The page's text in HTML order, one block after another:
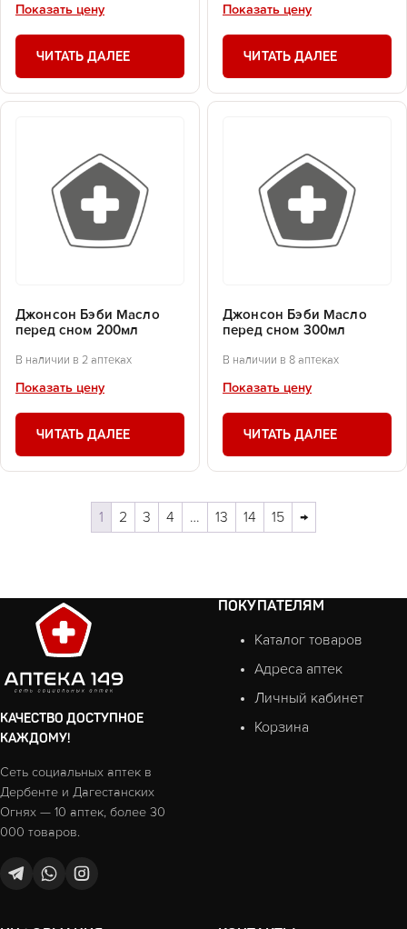
Показать цену
ЧИТАТЬ ДАЛЕЕ
Показать цену
ЧИТАТЬ ДАЛЕЕ
Джонсон Бэби Масло
перед сном 200мл
В наличии в 2 аптеках
Показать цену
ЧИТАТЬ ДАЛЕЕ
Джонсон Бэби Масло
перед сном 300мл
В наличии в 8 аптеках
Показать цену
ЧИТАТЬ ДАЛЕЕ
1 2 3 4 … 13 14 15 →
КАЧЕСТВО ДОСТУПНОЕ
КАЖДОМУ!
Сеть социальных аптек в
Дербенте и Дагестанских
Огнях — 10 аптек, более 30
000 товаров.
ПОКУПАТЕЛЯМ
Каталог товаров
Адреса аптек
Личный кабинет
Корзина